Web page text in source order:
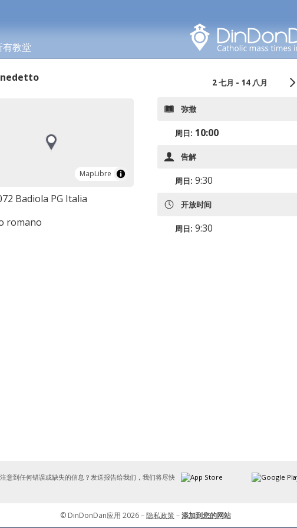
有教堂
MapLibre
MapLibre
Badiola PG Italia
romano
2 七月 - 14 八月
弥撒
周日: 10:00
告解
周日: 9:30
开放时间
周日: 9:30
意到任何错误或缺失的信息？发送报告给我们，我们将尽快
© DinDonDan应用 2026 –隐私政策–添加到您的网站